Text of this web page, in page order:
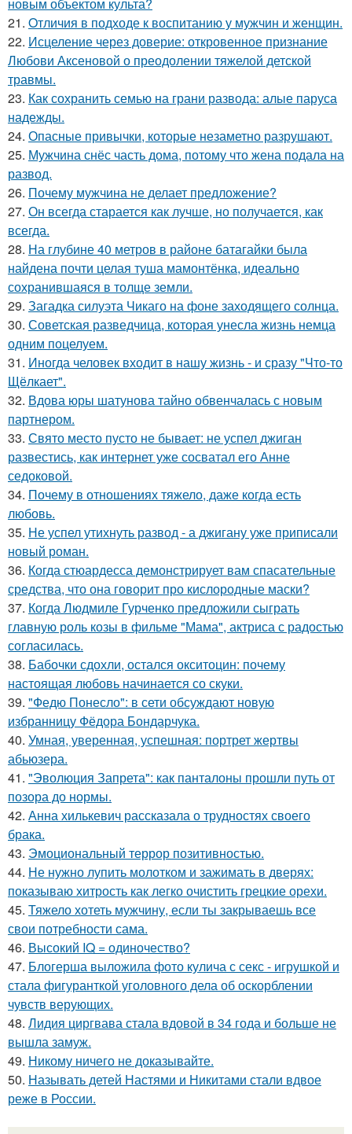
21. Oтличия в подходе к воспитанию у мужчин и женщин.
22. Исцеление через доверие: откровенное признание
Любови Аксеновой о преодолении тяжелой детской
травмы.
23. Как сохранить семью на грани развода: алые паруса
надежды.
24. Опасные привычки, которые незаметно разрушают.
25. Мужчина снёс часть дома, потому что жена подала на
развод.
26. Почему мужчина не делает предложение?
27. Он всегда старается как лучше, но получается, как
всегда.
28. На глубине 40 метров в районе батагайки была
найдена почти целая туша мамонтёнка, идеально
сохранившаяся в толще земли.
29. Загадка силуэта Чикаго на фоне заходящего солнца.
30. Советская разведчица, которая унесла жизнь немца
одним поцелуем.
31. Иногда человек входит в нашу жизнь - и сразу "Что-то
Щёлкает".
32. Вдова юры шатунова тайно обвенчалась с новым
партнером.
33. Свято место пусто не бывает: не успел джиган
развестись, как интернет уже сосватал его Анне
седоковой.
34. Почему в отношениях тяжело, даже когда есть
любовь.
35. Не успел утихнуть развод - а джигану уже приписали
новый роман.
36. Когда стюардесса демонстрирует вам спасательные
средства, что она говорит про кислородные маски?
37. Когда Людмиле Гурченко предложили сыграть
главную роль козы в фильме "Мама", актриса с радостью
согласилась.
38. Бабочки сдохли, остался окситоцин: почему
настоящая любовь начинается со скуки.
39. "Федю Понесло": в сети обсуждают новую
избранницу Фёдора Бондарчука.
40. Умная, уверенная, успешная: портрет жертвы
абьюзера.
41. "Эволюция Запрета": как панталоны прошли путь от
позора до нормы.
42. Анна хилькевич рассказала о трудностях своего
брака.
43. Эмоциональный террор позитивностью.
44. Не нужно лупить молотком и зажимать в дверях:
показываю хитрость как легко очистить грецкие орехи.
45. Тяжело хотеть мужчину, если ты закрываешь все
свои потребности сама.
46. Высокий IQ = одиночество?
47. Блогерша выложила фото кулича с секс - игрушкой и
стала фигуранткой уголовного дела об оскорблении
чувств верующих.
48. Лидия циргвава стала вдовой в 34 года и больше не
вышла замуж.
49. Никому ничего не доказывайте.
50. Называть детей Настями и Никитами стали вдвое
реже в России.